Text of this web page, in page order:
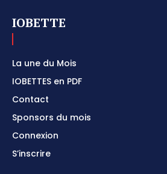
IOBETTE
La une du Mois
IOBETTES en PDF
Contact
Sponsors du mois
Connexion
S’inscrire